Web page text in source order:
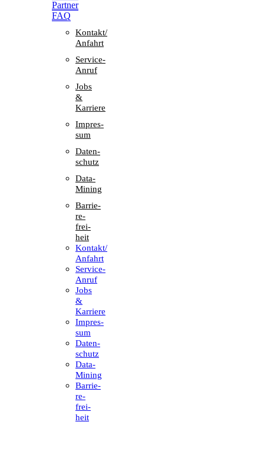
Part­ner
FAQ
Kontakt/​​
Anfahrt
Service-
Anruf
Jobs
&
Karriere
Impres­
sum
Daten­
schutz
Data-
Mining
Barrie­
re­
frei­
heit
Kontakt/​​
Anfahrt
Service-
Anruf
Jobs
&
Karriere
Impres­
sum
Daten­
schutz
Data-
Mining
Barrie­
re­
frei­
heit